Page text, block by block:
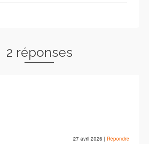
2 réponses
27 avril 2026 | Répondre